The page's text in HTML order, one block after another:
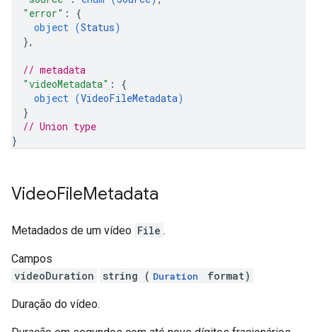
"error" : {
object (Status)
},
// metadata
"videoMetadata" : {
object (VideoFileMetadata)
}
// Union type
}
VideoFileMetadata
Metadados de um vídeo File .
Campos
videoDuration
string ( Duration format)
Duração do vídeo.